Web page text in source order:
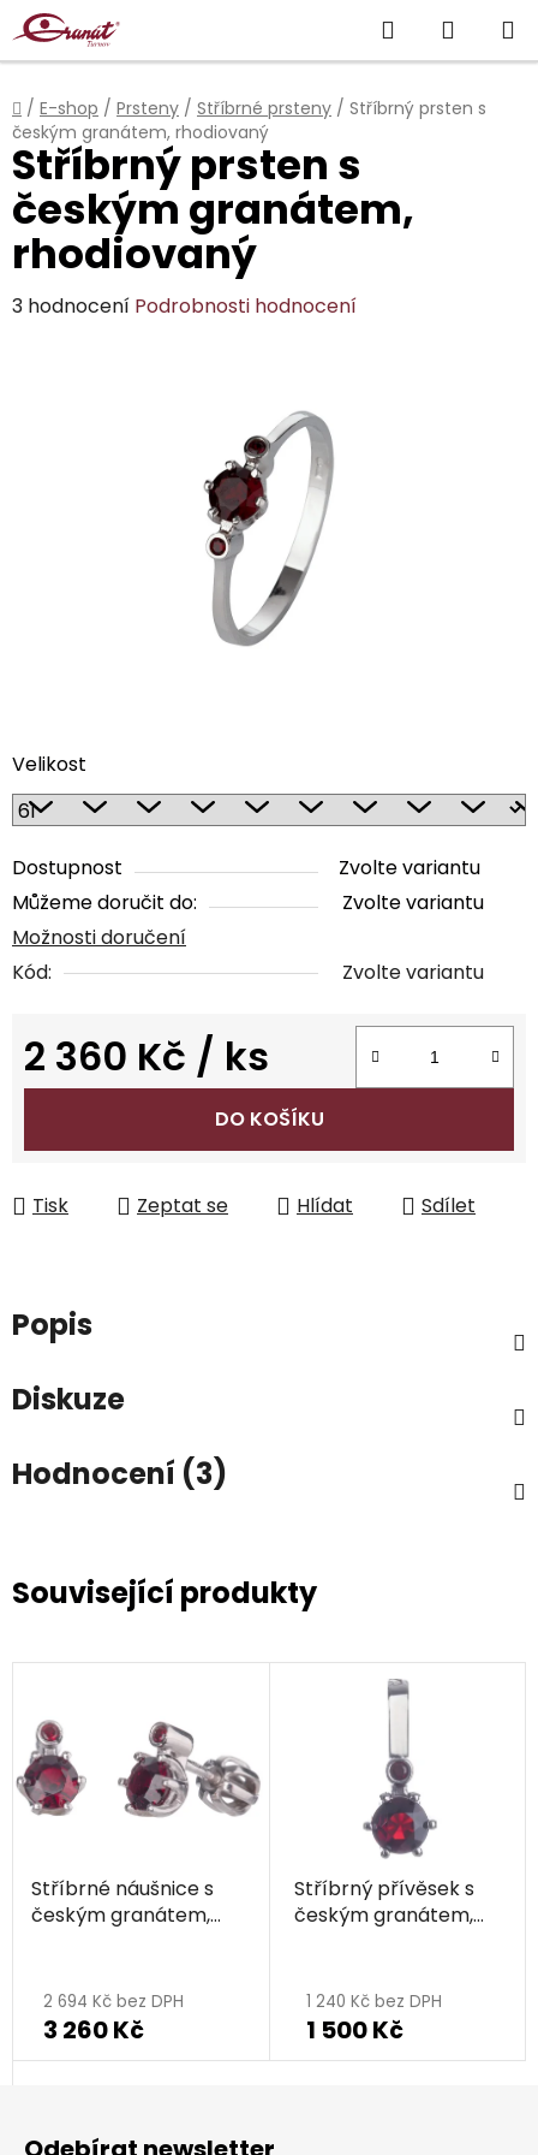
Přejít
na
obsah
Hledat
KOŠÍK
Domů
/ E-shop / Prsteny / Stříbrné prsteny / Stříbrný prsten s
českým granátem, rhodiovaný
Velikost
Dostupnost
Zvolte variantu
Můžeme doručit do:
Zvolte variantu
Možnosti doručení
Kód:
Zvolte variantu
2 360 Kč / ks
Měrná cena:
DO KOŠÍKU
Tisk Zeptat se Hlídat Sdílet
Stříbrný prsten s
českým granátem,
rhodiovaný
Průměrné
3 hodnocení Podrobnosti hodnocení
Popis
Diskuze
Hodnocení (3)
Související produkty
Stříbrné náušnice s
českým granátem,
2 694 Kč bez DPH
3 260 Kč
Stříbrný přívěsek s
českým granátem,
1 240 Kč bez DPH
1 500 Kč